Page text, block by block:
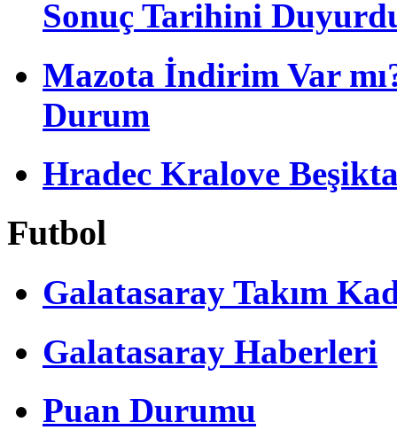
Sonuç Tarihini
Mazota İndirim Var
Durum
Hradec Kralove
Futbol
Galatasaray Takım
Galatasaray Haberleri
Puan Durumu